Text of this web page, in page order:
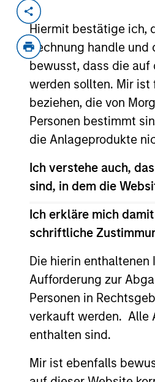
Hiermit bestätige ich,
Rechnung handle und
bewusst, dass die auf
werden sollten. Mir
beziehen, die von
Personen bestimmt
die Anlageprodukte
Ich verstehe auch,
sind, in dem die
Ich erkläre mich
schriftliche
Die hierin
Aufforderung zur
Personen in
verkauft werden. Alle
enthalten sind.
Mir ist ebenfalls
Anlageziel
Langfristiges
Anlageansatz
Wir suchen
Erachtens nach
Renditen auf das
Der Wert der